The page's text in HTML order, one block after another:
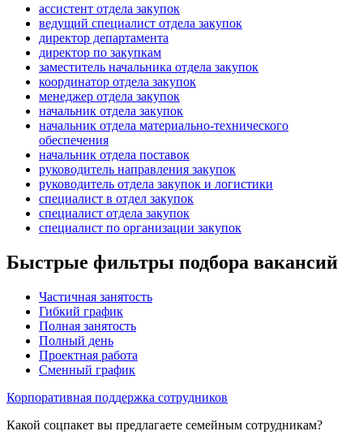
ассистент отдела закупок
ведущий специалист отдела закупок
директор департамента
директор по закупкам
заместитель начальника отдела закупок
координатор отдела закупок
менеджер отдела закупок
начальник отдела закупок
начальник отдела материально-технического
обеспечения
начальник отдела поставок
руководитель направления закупок
руководитель отдела закупок и логистики
специалист в отдел закупок
специалист отдела закупок
специалист по организации закупок
Быстрые фильтры подбора вакансий
Частичная занятость
Гибкий график
Полная занятость
Полный день
Проектная работа
Сменный график
Корпоративная поддержка сотрудников
Какой соцпакет вы предлагаете семейным сотрудникам?